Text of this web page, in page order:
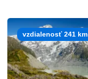
vzdialenosť 241 km